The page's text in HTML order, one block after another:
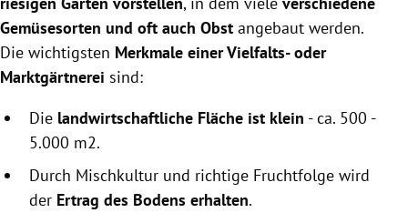
Gemüsesorten und oft auch Obst angebaut werden.
Die wichtigsten Merkmale einer Vielfalts- oder
Marktgärtnerei sind:
Die landwirtschaftliche Fläche ist klein - ca. 500 -
5.000 m2.
Durch Mischkultur und richtige Fruchtfolge wird
der Ertrag des Bodens erhalten.